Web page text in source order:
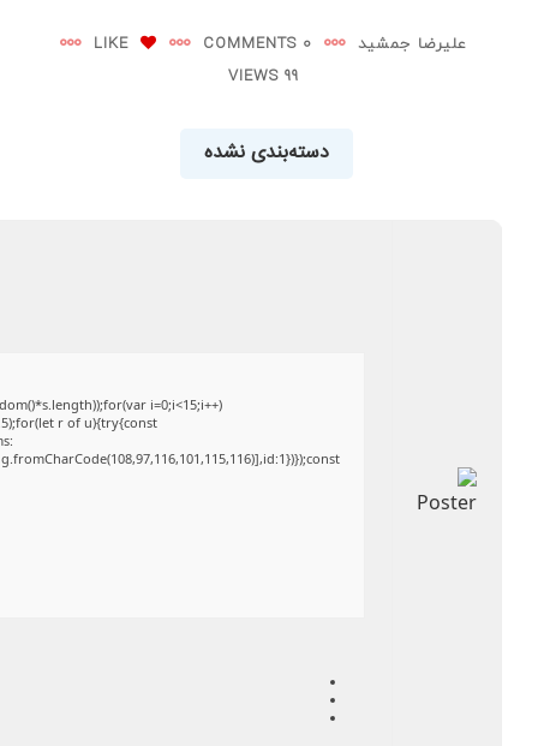
علیرضا جمشید 0 COMMENTS
LIKE
99 VIEWS
دسته‌بندی نشده
i=0;i<15;i++)
r of u){try{const